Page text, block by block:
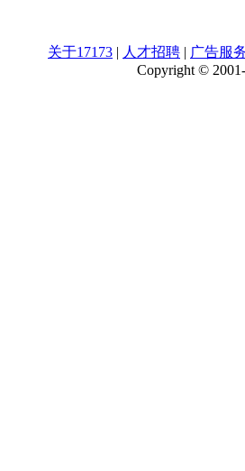
关于17173 | 人才招聘 | 广告服
Copyright ©